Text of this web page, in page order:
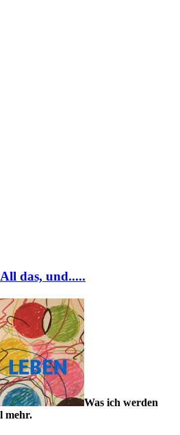
das, und.....
Was ich werden
mehr.